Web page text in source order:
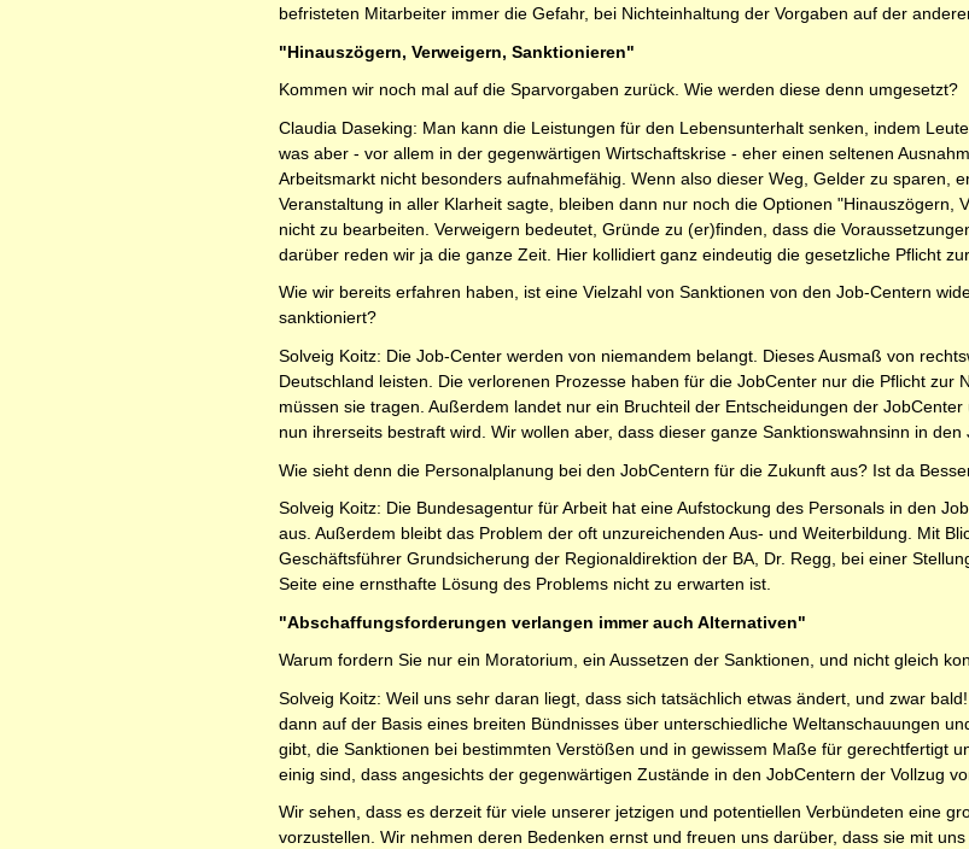
befristeten Mitarbeiter immer die Gefahr, bei Nichteinhaltung der Vorgaben auf der
"Hinauszögern, Verweigern, Sanktionieren"
Kommen wir noch mal auf die Sparvorgaben zurück. Wie werden diese denn umgesetzt?
Claudia Daseking: Man kann die Leistungen für den Lebensunterhalt senken, indem
was aber - vor allem in der gegenwärtigen Wirtschaftskrise - eher einen seltenen
Arbeitsmarkt nicht besonders aufnahmefähig. Wenn also dieser Weg, Gelder zu sparen,
Veranstaltung in aller Klarheit sagte, bleiben dann nur noch die Optionen
nicht zu bearbeiten. Verweigern bedeutet, Gründe zu (er)finden, dass die
darüber reden wir ja die ganze Zeit. Hier kollidiert ganz eindeutig die gesetzliche Pflicht
Wie wir bereits erfahren haben, ist eine Vielzahl von Sanktionen von den Job-Centern
sanktioniert?
Solveig Koitz: Die Job-Center werden von niemandem belangt. Dieses Ausmaß von
Deutschland leisten. Die verlorenen Prozesse haben für die JobCenter nur die Pflicht
müssen sie tragen. Außerdem landet nur ein Bruchteil der Entscheidungen der
nun ihrerseits bestraft wird. Wir wollen aber, dass dieser ganze Sanktionswahnsinn in
Wie sieht denn die Personalplanung bei den JobCentern für die Zukunft aus? Ist da
Solveig Koitz: Die Bundesagentur für Arbeit hat eine Aufstockung des Personals in den
aus. Außerdem bleibt das Problem der oft unzureichenden Aus- und Weiterbildung. Mit
Geschäftsführer Grundsicherung der Regionaldirektion der BA, Dr. Regg, bei einer
Seite eine ernsthafte Lösung des Problems nicht zu erwarten ist.
"Abschaffungsforderungen verlangen immer auch Alternativen"
Warum fordern Sie nur ein Moratorium, ein Aussetzen der Sanktionen, und nicht gleich
Solveig Koitz: Weil uns sehr daran liegt, dass sich tatsächlich etwas ändert, und zwar
dann auf der Basis eines breiten Bündnisses über unterschiedliche Weltanschauungen
gibt, die Sanktionen bei bestimmten Verstößen und in gewissem Maße für gerechtfertigt
einig sind, dass angesichts der gegenwärtigen Zustände in den JobCentern der Vollzug
Wir sehen, dass es derzeit für viele unserer jetzigen und potentiellen Verbündeten eine
vorzustellen. Wir nehmen deren Bedenken ernst und freuen uns darüber, dass sie mit